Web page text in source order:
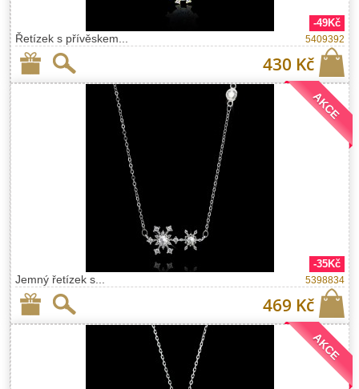
Řetízek s přívěskem...
-49Kč
5409392
430 Kč
Jemný řetízek s...
-35Kč
5398834
469 Kč
AKCE
AKCE